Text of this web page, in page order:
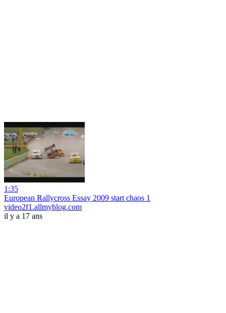
1:35
European Rallycross Essay 2009 start chaos 1
video2f1.allmyblog.com
il y a 17 ans